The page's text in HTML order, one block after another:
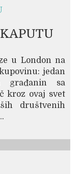
u London na
jedan
sa
kroz ovaj svet
društvenih